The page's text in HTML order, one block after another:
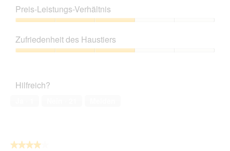
1
von
5
Preis-Leistungs-Verhältnis
Leistungs-
Verhältnis,
3
Zufriedenheit des Haustiers
3
Hilfreich?
★★★★★
★★★★★